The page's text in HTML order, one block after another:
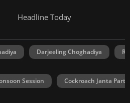
Headline Today
Darjeeling Choghadiya
Session Cockroach Janta